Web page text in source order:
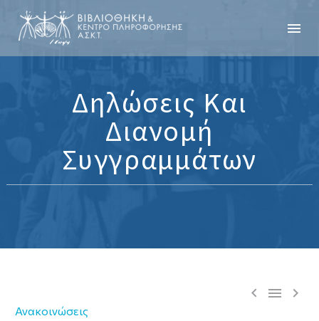
Δηλώσεις Και
Διανομή
Συγγραμμάτων
  
Ανακοινώσεις